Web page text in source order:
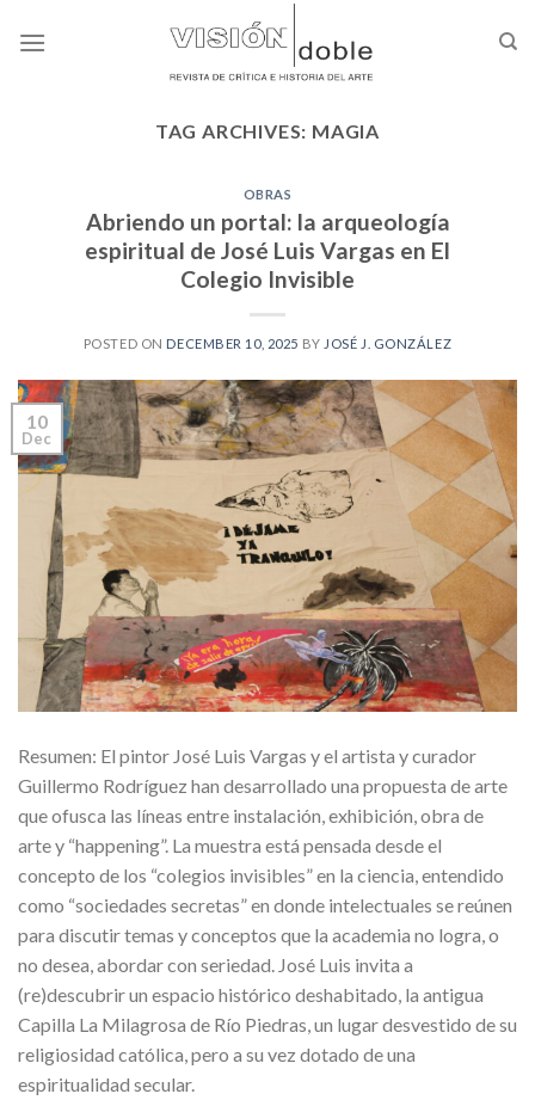
TAG ARCHIVES: MAGIA
OBRAS
Abriendo un portal: la arqueología
espiritual de José Luis Vargas en El
Colegio Invisible
POSTED ON DECEMBER 10, 2025 BY JOSÉ J. GONZÁLEZ
10
Dec
Resumen: El pintor José Luis Vargas y el artista y curador
Guillermo Rodríguez han desarrollado una propuesta de arte
que ofusca las líneas entre instalación, exhibición, obra de
arte y “happening”. La muestra está pensada desde el
concepto de los “colegios invisibles” en la ciencia, entendido
como “sociedades secretas” en donde intelectuales se reúnen
para discutir temas y conceptos que la academia no logra, o
no desea, abordar con seriedad. José Luis invita a
(re)descubrir un espacio histórico deshabitado, la antigua
Capilla La Milagrosa de Río Piedras, un lugar desvestido de su
religiosidad católica, pero a su vez dotado de una
espiritualidad secular.